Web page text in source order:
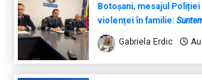
Botoșani, mesajul
violenței în familie:
Gabriela Erdic